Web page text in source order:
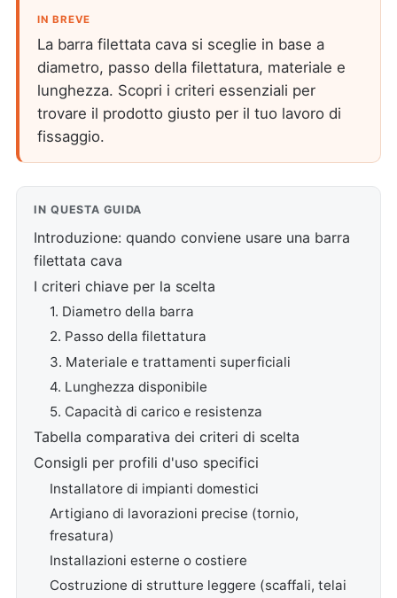
IN BREVE
La barra filettata cava si sceglie in base a
diametro, passo della filettatura, materiale e
lunghezza. Scopri i criteri essenziali per
trovare il prodotto giusto per il tuo lavoro di
fissaggio.
IN QUESTA GUIDA
Introduzione: quando conviene usare una barra
filettata cava
I criteri chiave per la scelta
1. Diametro della barra
2. Passo della filettatura
3. Materiale e trattamenti superficiali
4. Lunghezza disponibile
5. Capacità di carico e resistenza
Tabella comparativa dei criteri di scelta
Consigli per profili d'uso specifici
Installatore di impianti domestici
Artigiano di lavorazioni precise (tornio,
fresatura)
Installazioni esterne o costiere
Costruzione di strutture leggere (scaffali, telai